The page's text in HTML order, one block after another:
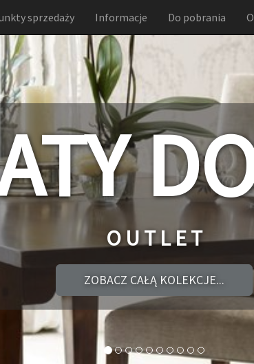
sprzedaży Informacje Do pobrania
O U T L E T
ZOBACZ CAŁĄ KOLEKCJE...